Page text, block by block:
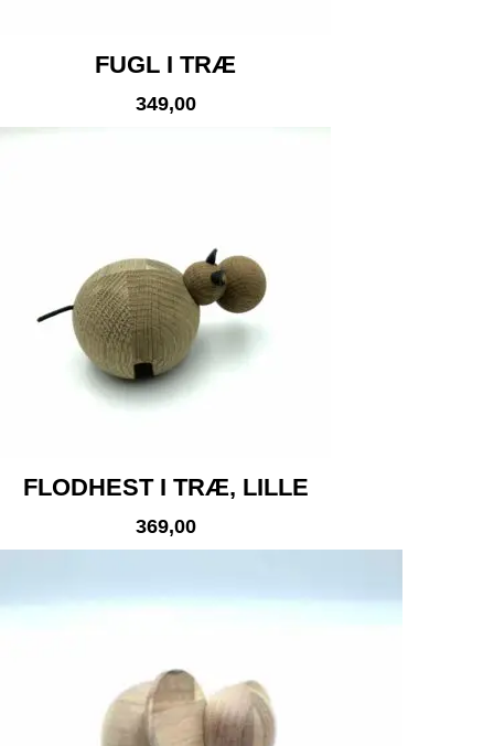
FUGL I TRÆ
349,00
FLODHEST I TRÆ, LILLE
369,00